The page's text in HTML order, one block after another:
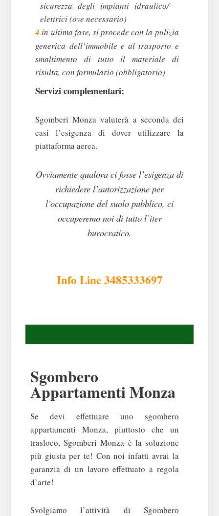
sicurezza degli impianti idraulico/
elettrici (ove necessario)
4.in ultima fase, si procede con la pulizia
generica dell’immobile e al trasporto e
smaltimento di tutto il materiale di
risulta, con formulario (obbligatorio)
Servizi complementari:
Sgomberi Monza valuterà a seconda dei
casi l’esigenza di dover utilizzare la
piattaforma aerea.
Ovviamente qualora ci fosse l’esigenza di
richiedere l’autorizzazione per
l’occupazione del suolo pubblico, ci
occuperemo noi di tutto l’iter
burocratico.
Info Line 3485333697
Sgombero
Appartamenti Monza
Se devi effettuare uno sgombero
appartamenti Monza, piuttosto che un
trasloco, Sgomberi Monza è la soluzione
più giusta per te! Con noi infatti avrai la
garanzia di un lavoro effettuato a regola
d’arte!
Svolgiamo l’attività di Sgombero